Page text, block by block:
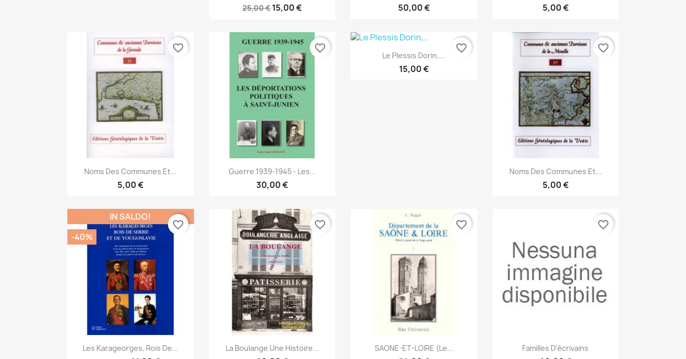
25,00 €15,00 € 50,00 € 5,00 €
Anteprima
Noms Des Communes Et...
5,00 €
favorite_border
Anteprima
Guerre 1939-1945 - Les...
30,00 €
favorite_border Anteprima
Le Plessis Dorin,...
15,00 €
favorite_border
Anteprima
Noms Des Communes Et...
5,00 €
favorite_border
Anteprima
Les Karageorges, Rois De...
IN SALDO!
-40%
favorite_border
Anteprima
La Boulange Une Histoire...
favorite_border
Anteprima
SAONE-ET-LOIRE (Le...
favorite_border
Anteprima
Familles D'écrivains
favorite_border